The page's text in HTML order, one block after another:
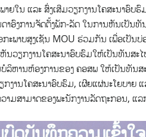
ຍໃນ ແລະ ສົ່ງເສີມວຽກງານໂຄສະນາອົບ
າອົງການຈັດຕັ້ງພັກ-ລັດ ໃນການຫັນເປັ
ກະພາບສູງເຊັນ MOU ຮ່ວມກັນ ເພື່ອເ
ນວຽກງານໂຄສະນາອົບຮົມໃຫ້ເປັນທັນສ
ຫານຫ້ອງການຂອງ ຄອສພ ໃຫ້ເປັນທັນ
ານໂຄສະນາອົບຮົມ, ເຜີຍແຜ່ນະໂຍບາຍ
ມສາມາດຂອງພະນັກງານລັດຖະກອນ, ແ